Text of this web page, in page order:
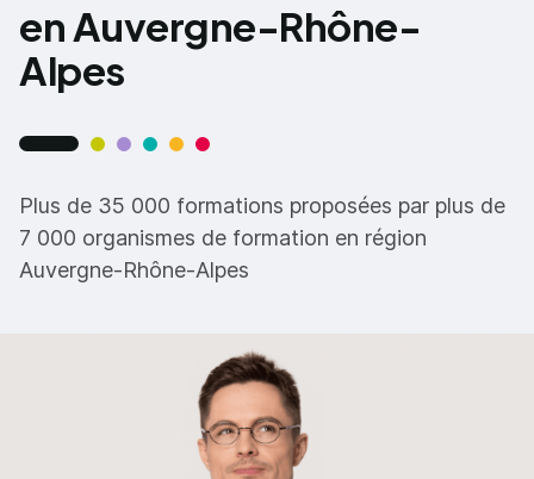
en Auvergne-Rhône-
Alpes
Plus de 35 000 formations proposées par plus de
7 000 organismes de formation en région
Auvergne-Rhône-Alpes